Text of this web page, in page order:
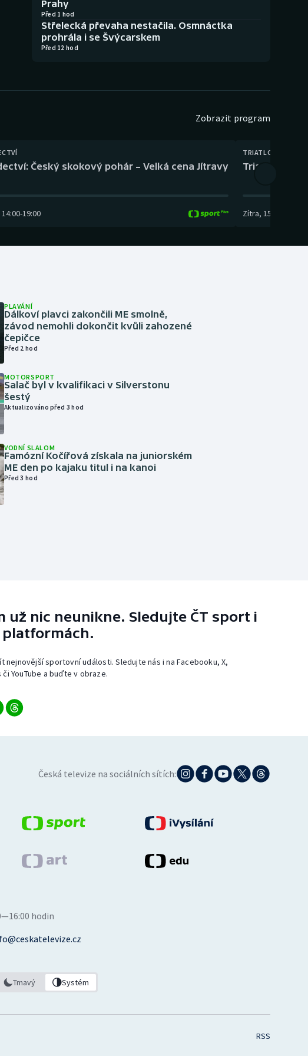
Prahy
Před 1 hod
Střelecká převaha nestačila. Osmnáctka
prohrála i se Švýcarskem
Před 12 hod
Zobrazit program
Český skokový pohár – Velká cena Jítravy
14:00-19:00
TRIATLON
Triatlon:
Zítra, 15:00
PLAVÁNÍ
Dálkoví plavci zakončili ME smolně,
závod nemohli dokončit kvůli zahozené
čepičce
Před 2 hod
MOTORSPORT
Salač byl v kvalifikaci v Silverstonu
šestý
Aktualizováno před 3 hod
VODNÍ SLALOM
Famózní Kočířová získala na juniorském
ME den po kajaku titul i na kanoi
Před 3 hod
už nic neunikne. Sledujte ČT sport i
platformách.
nejnovější sportovní události. Sledujte nás i na Facebooku, X,
YouTube a buďte v obraze.
Česká televize na sociálních sítích:
hodin
Tmavý Systém
RSS